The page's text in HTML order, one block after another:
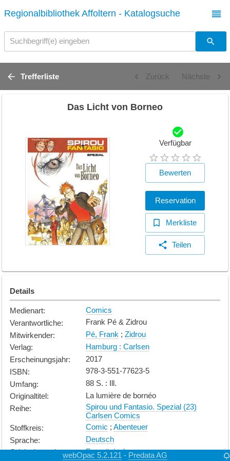
Regionalbibliothek Affoltern - Katalogsuche
Suchbegriff(e) eingeben
Trefferliste Zurück Nächste
Das Licht von Borneo
Verfügbar
Bewerten
Reservation
Merkliste
Teilen
Details
Medienart:
Comics
Verantwortliche:
Frank Pé & Zidrou
Mitwirkender: Pé, Frank ; Zidrou
Verlag:
Hamburg : Carlsen
Erscheinungsjahr:
2017
ISBN:
978-3-551-77623-5
Umfang:
88 S. : Ill.
Originaltitel:
La lumière de bornéo
Reihe:
Spirou und Fantasio. Spezial (23)
Carlsen Comics
Stoffkreis: Comic ; Abenteuer
Sprache:
Deutsch
Originalsprache:
Französisch
webOpac 5.2.121 - Predata AG